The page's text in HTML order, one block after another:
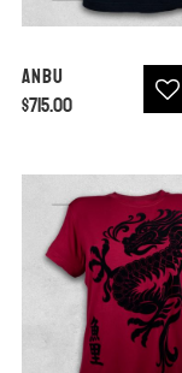
Anbu
$715.00